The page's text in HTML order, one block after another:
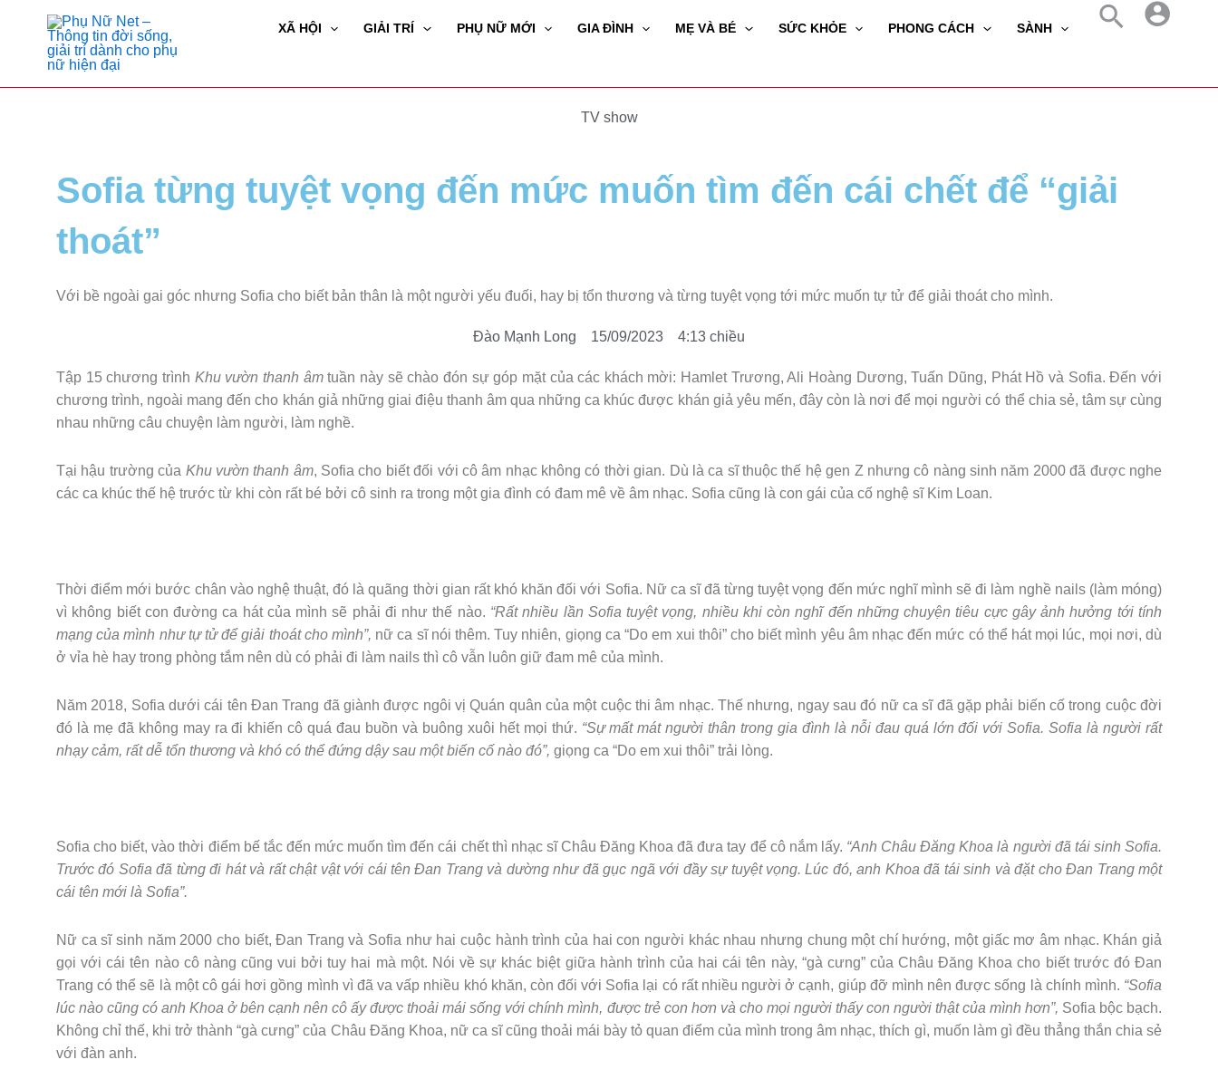
XÃ HỘI GIẢI TRÍ PHỤ NỮ MỚI GIA ĐÌNH MẸ VÀ BÉ SỨC KHỎE PHONG CÁCH SÀNH
TV show
Sofia từng tuyệt vọng đến mức muốn tìm đến cái chết để “giải
thoát”
Với bề ngoài gai góc nhưng Sofia cho biết bản thân là một người yếu đuối, hay bị tổn thương và từng tuyệt vọng tới mức muốn tự tử để giải thoát cho mình.
Đào Mạnh Long 15/09/2023 4:13 chiều
Tập 15 chương trình Khu vườn thanh âmtuần này sẽ chào đón sự góp mặt của các khách mời: Hamlet Trương, Ali Hoàng Dương, Tuấn Dũng, Phát Hồ và Sofia. Đến với
chương trình, ngoài mang đến cho khán giả những giai điệu thanh âm qua những ca khúc được khán giả yêu mến, đây còn là nơi để mọi người có thể chia sẻ, tâm sự cùng
nhau những câu chuyện làm người, làm nghề.
Tại hậu trường của Khu vườn thanh âm, Sofia cho biết đối với cô âm nhạc không có thời gian. Dù là ca sĩ thuộc thế hệ gen Z nhưng cô nàng sinh năm 2000 đã được nghe
các ca khúc thế hệ trước từ khi còn rất bé bởi cô sinh ra trong một gia đình có đam mê về âm nhạc. Sofia cũng là con gái của cố nghệ sĩ Kim Loan.
Thời điểm mới bước chân vào nghệ thuật, đó là quãng thời gian rất khó khăn đối với Sofia. Nữ ca sĩ đã từng tuyệt vọng đến mức nghĩ mình sẽ đi làm nghề nails (làm móng)
vì không biết con đường ca hát của mình sẽ phải đi như thế nào. “Rất nhiều lần Sofia tuyệt vọng, nhiều khi còn nghĩ đến những chuyện tiêu cực gây ảnh hưởng tới tính
mạng của mình như tự tử để giải thoát cho mình”, nữ ca sĩ nói thêm. Tuy nhiên, giọng ca “Do em xui thôi” cho biết mình yêu âm nhạc đến mức có thể hát mọi lúc, mọi nơi, dù
ở vỉa hè hay trong phòng tắm nên dù có phải đi làm nails thì cô vẫn luôn giữ đam mê của mình.
Năm 2018, Sofia dưới cái tên Đan Trang đã giành được ngôi vị Quán quân của một cuộc thi âm nhạc. Thế nhưng, ngay sau đó nữ ca sĩ đã gặp phải biến cố trong cuộc đời
đó là mẹ đã không may ra đi khiến cô quá đau buồn và buông xuôi hết mọi thứ. “Sự mất mát người thân trong gia đình là nỗi đau quá lớn đối với Sofia. Sofia là người rất
nhạy cảm, rất dễ tổn thương và khó có thể đứng dậy sau một biến cố nào đó”, giọng ca “Do em xui thôi” trải lòng.
Sofia cho biết, vào thời điểm bế tắc đến mức muốn tìm đến cái chết thì nhạc sĩ Châu Đăng Khoa đã đưa tay để cô nắm lấy. “Anh Châu Đăng Khoa là người đã tái sinh Sofia.
Trước đó Sofia đã từng đi hát và rất chật vật với cái tên Đan Trang và dường như đã gục ngã với đầy sự tuyệt vọng. Lúc đó, anh Khoa đã tái sinh và đặt cho Đan Trang một
cái tên mới là Sofia”.
Nữ ca sĩ sinh năm 2000 cho biết, Đan Trang và Sofia như hai cuộc hành trình của hai con người khác nhau nhưng chung một chí hướng, một giấc mơ âm nhạc. Khán giả
gọi với cái tên nào cô nàng cũng vui bởi tuy hai mà một. Nói về sự khác biệt giữa hành trình của hai cái tên này, “gà cưng” của Châu Đăng Khoa cho biết trước đó Đan
Trang có thể sẽ là một cô gái hơi gồng mình vì đã va vấp nhiều khó khăn, còn đối với Sofia lại có rất nhiều người ở cạnh, giúp đỡ mình nên được sống là chính mình. “Sofia
lúc nào cũng có anh Khoa ở bên cạnh nên cô ấy được thoải mái sống với chính mình, được trẻ con hơn và cho mọi người thấy con người thật của mình hơn”, Sofia bộc bạch.
Không chỉ thế, khi trở thành “gà cưng” của Châu Đăng Khoa, nữ ca sĩ cũng thoải mái bày tỏ quan điểm của mình trong âm nhạc, thích gì, muốn làm gì đều thẳng thắn chia sẻ
với đàn anh.